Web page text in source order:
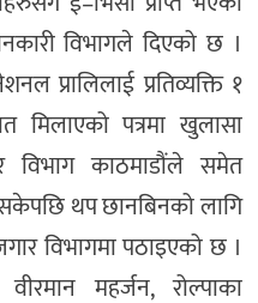
विभागले दिएको छ ।
प्रालिलाई प्रतिव्यक्ति १
पत्रमा खुलासा
विभाग काठमाडौंले समेत
थप छानबिनको लागि
विभागमा पठाइएको छ ।
महर्जन, रोल्पाका